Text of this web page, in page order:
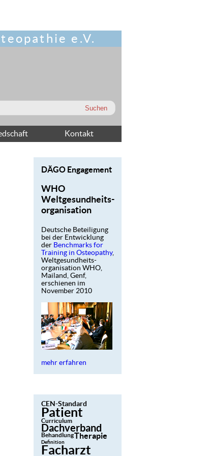
e.V.
Kontakt
DÄGO Engagement
WHO
Weltgesundheits-
organisation
Deutsche Beteiligung
bei der Entwicklung
der Benchmarks for
Training in Osteopathy,
Weltgesundheits-
organisation WHO,
Mailand, Genf,
erschienen im
November 2010
mehr erfahren
CEN-Standard
Patient
Curriculum
Dachverband
BehandlungTherapie
Definition
Facharzt